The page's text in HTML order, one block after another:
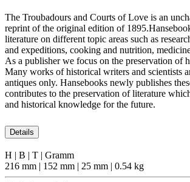
The Troubadours and Courts of Love is an
reprint of the original edition of
literature on different topic areas such as
and expeditions, cooking and nutrition,
As a publisher we focus on the preservation of
Many works of historical writers and scientists
antiques only. Hansebooks newly publishes
contributes to the preservation of literature
and historical knowledge for the future.
Details
H | B | T | Gramm
216 mm | 152 mm | 25 mm | 0.54 kg